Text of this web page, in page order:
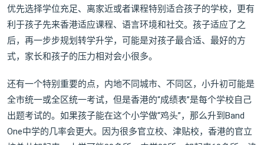
优先选择学位充足、离家近或者课程特别适合孩子的学校，更有
利于孩子先来香港适应课程、语言环境和社交。孩子适应了之
后，再一步步规划转学升学，可能是对孩子最合适、最好的方
式，家长和孩子的压力相对会小很多。
还有一个特别重要的点，内地不同城市、不同区，小升初可能是
全市统一或全区统一考试，但是香港的“成绩表”是每个学校自己
出题考试的。如果孩子能在这个小学做“鸡头”，那么升到Band
One中学的几率会更大。因为很多官立校、津贴校，香港的官立